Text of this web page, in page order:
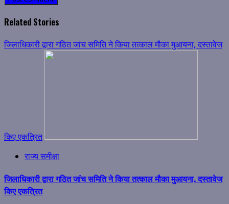
Related Stories
जिलाधिकारी द्वारा गठित जांच समिति ने किया तत्काल मौका मुआयना, दस्तावेज
किए एकत्रित
राज्य समीक्षा
जिलाधिकारी द्वारा गठित जांच समिति ने किया तत्काल मौका मुआयना, दस्तावेज
किए एकत्रित